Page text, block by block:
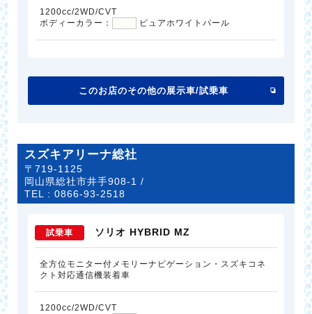
1200cc/2WD/CVT
ボディーカラー：
ピュアホワイトパール
このお店のその他の展示車/試乗車
スズキアリーナ総社
〒719-1125
岡山県総社市井手908-1 /
TEL :0866-93-2518
試乗車 ソリオ HYBRID MZ
全方位モニター付メモリーナビゲーション・スズキコネ
クト対応通信機装着車
1200cc/2WD/CVT